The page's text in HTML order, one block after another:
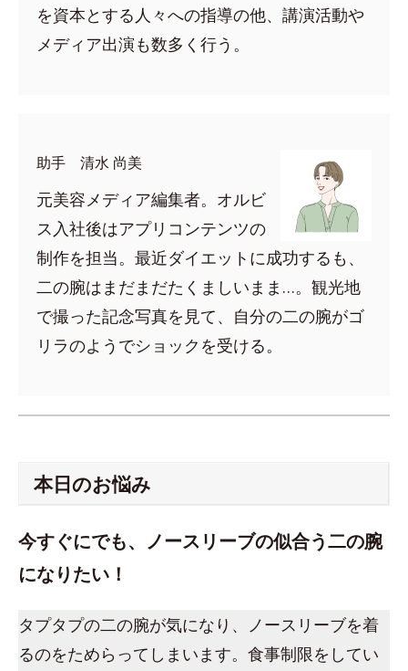
を資本とする人々への指導の他、講演活動や
メディア出演も数多く行う。
助手 清水 尚美
元美容メディア編集者。オルビ
ス入社後はアプリコンテンツの
制作を担当。最近ダイエットに成功するも、
二の腕はまだまだたくましいまま…。観光地
で撮った記念写真を見て、自分の二の腕がゴ
リラのようでショックを受ける。
本日のお悩み
今すぐにでも、ノースリーブの似合う二の腕
になりたい！
タプタプの二の腕が気になり、ノースリーブを着
るのをためらってしまいます。食事制限をしてい